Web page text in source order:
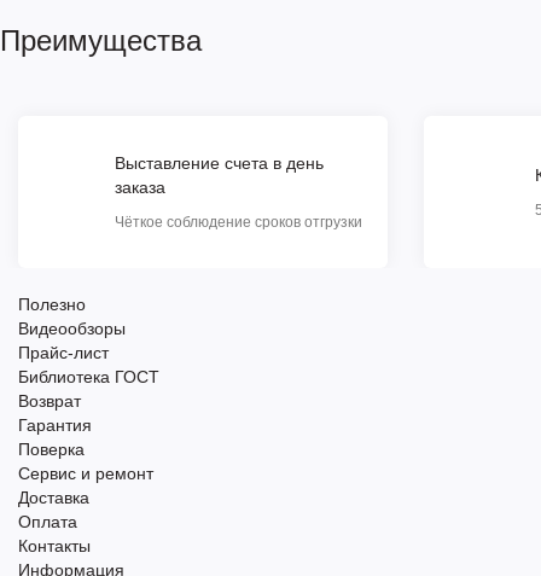
Преимущества
Выставление счета в день
заказа
Чёткое соблюдение сроков отгрузки
Полезно
Видеообзоры
Прайс-лист
Библиотека ГОСТ
Возврат
Гарантия
Поверка
Сервис и ремонт
Доставка
Оплата
Контакты
Информация